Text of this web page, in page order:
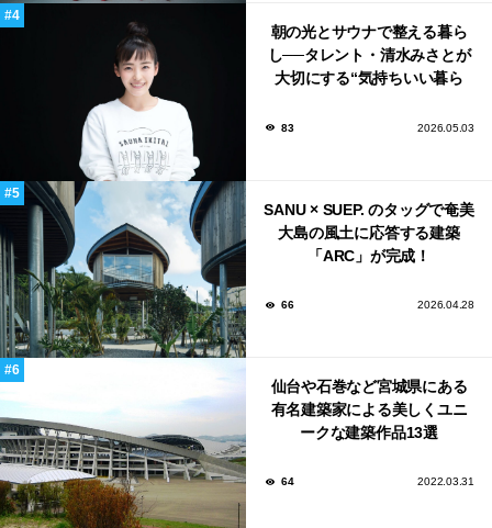
朝の光とサウナで整える暮ら
し──タレント・清水みさとが
大切にする“気持ちいい暮ら
83 2026.05.03
SANU × SUEP. のタッグで奄美
大島の風土に応答する建築
「ARC」が完成！
66 2026.04.28
仙台や石巻など宮城県にある
有名建築家による美しくユニ
ークな建築作品13選
64 2022.03.31